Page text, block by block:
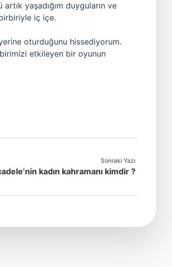
yaşadığım duyguların ve
iç içe.
oturduğunu hissediyorum.
etkileyen bir oyunun
Sonraki Yazı
kadın kahramanı kimdir ?